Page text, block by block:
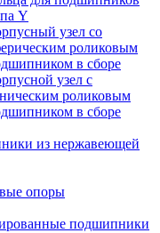
Y
узел со
роликовым
в сборе
узел с
роликовым
в сборе
из нержавеющей
опоры
подшипники